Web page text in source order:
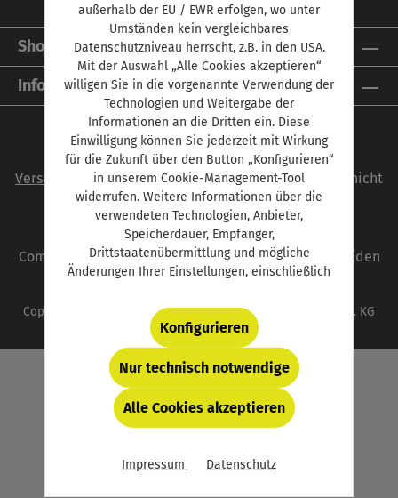
Shop Service
Informationen
Alle Preise inkl. gesetzl. Mehrwertsteuer zzgl.
Versandkostenund ggf. Nachnahmegebühren, wenn nicht
anders angegeben.
autoFACHMANN ist eine Marke der Vogel
Communications Group. Unser gesamtes Angebot finden
Sie unterwww.vogel.de.
Copyright © 2026 Vogel Communications Group GmbH & Co. KG
außerhalb der EU / EWR erfolgen, wo unter
Umständen kein vergleichbares
Datenschutzniveau herrscht, z.B. in den USA.
Mit der Auswahl „Alle Cookies akzeptieren“
willigen Sie in die vorgenannte Verwendung der
Technologien und Weitergabe der
Informationen an die Dritten ein. Diese
Einwilligung können Sie jederzeit mit Wirkung
für die Zukunft über den Button „Konfigurieren“
in unserem Cookie-Management-Tool
widerrufen. Weitere Informationen über die
verwendeten Technologien, Anbieter,
Speicherdauer, Empfänger,
Drittstaatenübermittlung und mögliche
Änderungen Ihrer Einstellungen, einschließlich
notwendige) Cookies, finden Sie in der unten
verlinkten Datenschutzerklärung und hinter
dem Button „Konfigurieren“.
Nur technisch notwendige
Konfigurieren
Alle Cookies akzeptieren
Impressum Datenschutz